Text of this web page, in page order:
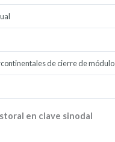
de cierre de módulo
en clave sinodal